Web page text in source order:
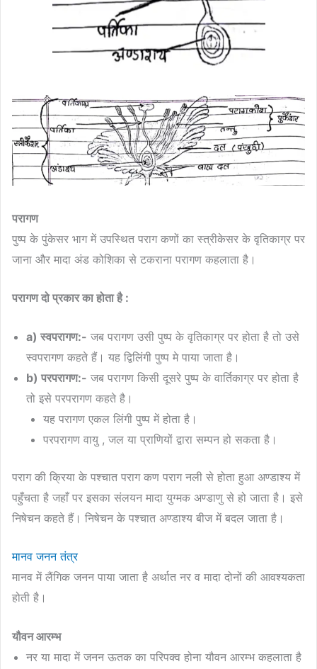
परागण
पुष्प के पुंकेसर भाग में उपस्थित पराग कणों का स्त्रीकेसर के वृतिकाग्र पर
जाना और मादा अंड कोशिका से टकराना परागण कहलाता है।
परागण दो प्रकार का होता है :
a) स्वपरागण:- जब परागण उसी पुष्प के वृतिकाग्र पर होता है तो उसे
स्वपरागण कहते हैं। यह द्विलिंगी पुष्प मे पाया जाता है।
b) परपरागण:- जब परागण किसी दूसरे पुष्प के वार्तिकाग्र पर होता है
तो इसे परपरागण कहते है।
यह परागण एकल लिंगी पुष्प में होता है।
परपरागण वायु , जल या प्राणियों द्वारा सम्पन हो सकता है।
पराग की क्रिया के पश्चात पराग कण पराग नली से होता हुआ अण्डाश्य में
पहुँचता है जहाँ पर इसका संलयन मादा युग्मक अण्डाणु से हो जाता है। इसे
निषेचन कहते हैं। निषेचन के पश्चात अण्डाश्य बीज में बदल जाता है।
मानव जनन तंत्र
मानव में लैंगिक जनन पाया जाता है अर्थात नर व मादा दोनों की आवश्यकता
होती है।
यौवन आरम्भ
नर या मादा में जनन ऊतक का परिपक्व होना यौवन आरम्भ कहलाता है